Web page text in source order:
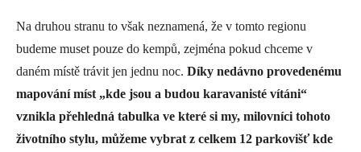
Na druhou stranu to však neznamená, že v tomto regionu
budeme muset pouze do kempů, zejména pokud chceme v
daném místě trávit jen jednu noc. Díky nedávno provedenému
mapování míst „kde jsou a budou karavanisté vítáni“
vznikla přehledná tabulka ve které si my, milovníci tohoto
životního stylu, můžeme vybrat z celkem 12 parkovišť kde